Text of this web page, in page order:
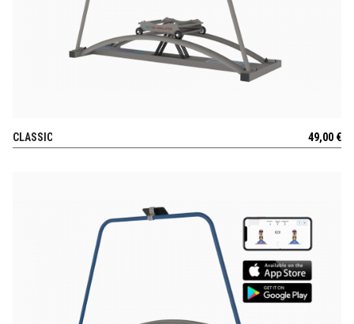
CLASSIC 49,00 €